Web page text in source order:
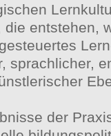
entstehen,
sprachlicher,
der